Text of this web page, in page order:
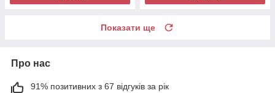
Показати ще
Про нас
91% позитивних з 67 відгуків за рік